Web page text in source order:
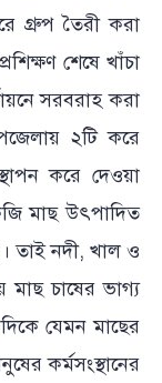
গ্রুপ তৈরী করা
শেষে খাঁচা
সরবরাহ করা
২টি করে
করে দেওয়া
মাছ উৎপাদিত
তাই নদী, খাল ও
মাছ চাষের ভাগ্য
যেমন মাছের
কর্মসংস্থানের